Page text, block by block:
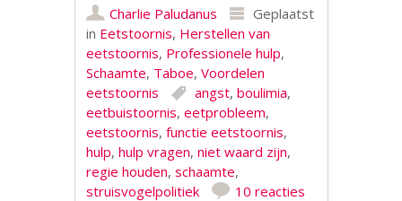
Charlie Paludanus
Geplaatst
in Eetstoornis, Herstellen van
eetstoornis, Professionele hulp,
Schaamte, Taboe,Voordelen
eetstoornis
angst,boulimia,
eetbuistoornis,eetprobleem,
eetstoornis,functie eetstoornis,
hulp,hulp vragen,niet waard zijn,
regie houden,schaamte,
struisvogelpolitiek
10 reacties